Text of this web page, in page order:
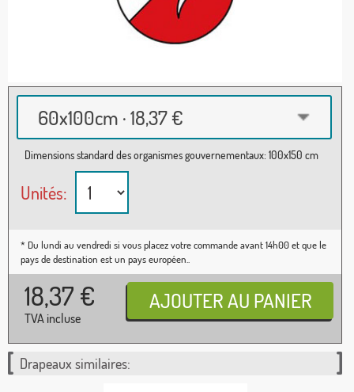
60x100cm · 18,37 €
Dimensions standard des organismes gouvernementaux: 100x150 cm
Unités:
* Du lundi au vendredi si vous placez votre commande avant 14h00 et que le
pays de destination est un pays européen..
18,37 €
TVA incluse
Drapeaux similaires: